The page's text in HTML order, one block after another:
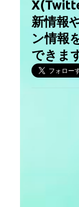
新情報
ン情報
できま